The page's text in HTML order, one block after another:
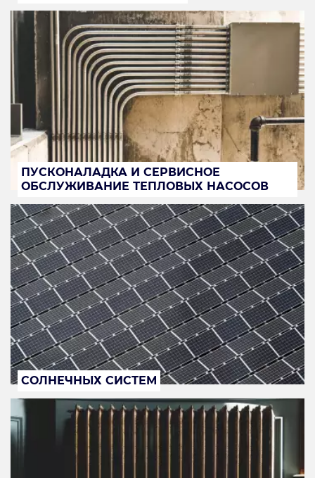
ПУСКОНАЛАДКА И СЕРВИСНОЕ
ОБСЛУЖИВАНИЕ ТЕПЛОВЫХ НАСОСОВ
СОЛНЕЧНЫХ СИСТЕМ